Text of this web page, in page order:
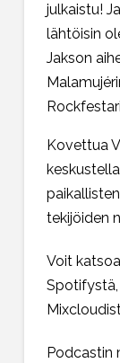
julkaistu!
lähtöisin
Jakson
Kovettua
tekijöiden
Voit
Spotifystä,
Podcastin